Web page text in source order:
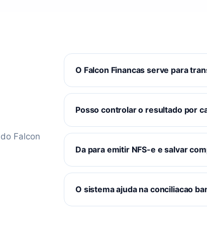
Falcon
O Falcon Financas serve para
Posso controlar o resultado por
Da para emitir NFS-e e salvar
O sistema ajuda na conciliacao